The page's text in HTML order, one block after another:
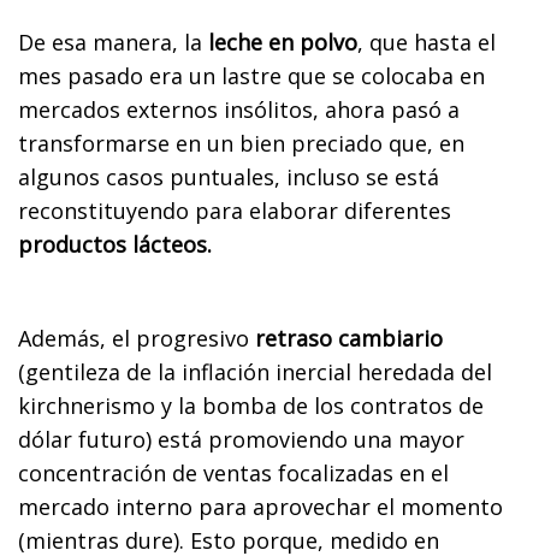
De esa manera, la leche en polvo, que hasta el
mes pasado era un lastre que se colocaba en
mercados externos insólitos, ahora pasó a
transformarse en un bien preciado que, en
algunos casos puntuales, incluso se está
reconstituyendo para elaborar diferentes
productos lácteos.
Además, el progresivo retraso cambiario
(gentileza de la inflación inercial heredada del
kirchnerismo y la bomba de los contratos de
dólar futuro) está promoviendo una mayor
concentración de ventas focalizadas en el
mercado interno para aprovechar el momento
(mientras dure). Esto porque, medido en